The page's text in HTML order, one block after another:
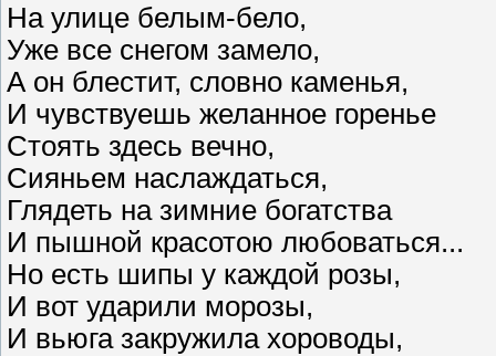
На улице белым-бело,
Уже все снегом замело,
А он блестит, словно каменья,
И чувствуешь желанное горенье
Стоять здесь вечно,
Сияньем наслаждаться,
Глядеть на зимние богатства
И пышной красотою любоваться...
Но есть шипы у каждой розы,
И вот ударили морозы,
И вьюга закружила хороводы,